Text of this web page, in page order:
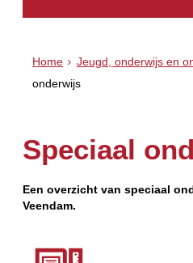
Home Jeugd, onderwijs en
onderwijs
Speciaal
Een overzicht van speciaal
Veendam.